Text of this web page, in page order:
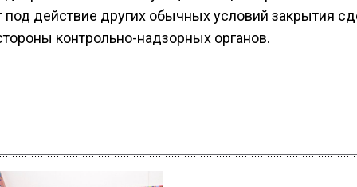
под действие других обычных условий закрытия
контрольно-надзорных органов.